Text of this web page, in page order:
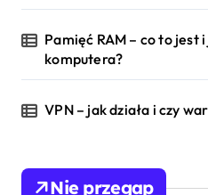
o
w
a
n
i
Pamięć RAM – co to jest
komputera?
VPN – jak działa i czy
Nie przegap